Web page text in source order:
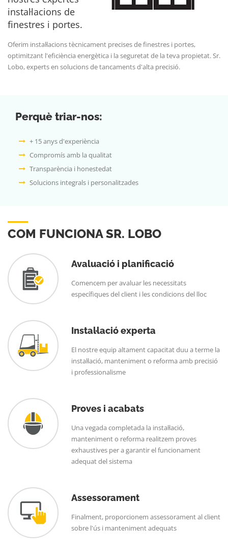
instal·lacions de
finestres i portes.
Oferim instal·lacions tècnicament precises de finestres i portes,
optimitzant l'eficiència energètica i la seguretat de la teva propietat. Sr.
Lobo, experts en solucions de tancaments d'alta precisió.
Perquè triar-nos:
+ 15 anys d'experiència
Compromís amb la qualitat
Transparència i honestedat
Solucions integrals i personalitzades
COM FUNCIONA SR. LOBO
Avaluació i planificació
Comencem per avaluar les necessitats
específiques del client i les condicions del lloc
Instal·lació experta
El nostre equip altament capacitat duu a terme la
instal·lació, manteniment o reforma amb precisió
i professionalisme
Proves i acabats
Una vegada completada la instal·lació,
manteniment o reforma realitzem proves
exhaustives per a garantir el funcionament
adequat del sistema
Assessorament
Finalment, proporcionem assessorament al client
sobre l'ús i manteniment adequats